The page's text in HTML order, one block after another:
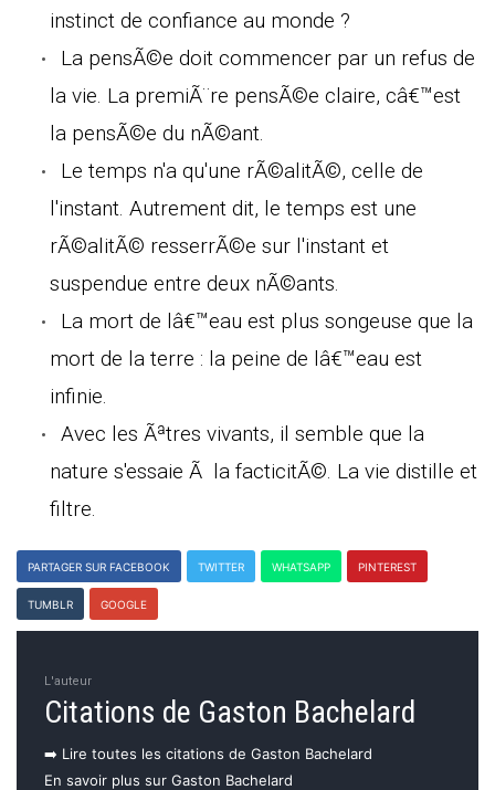
instinct de confiance au monde ?
La pensÃ©e doit commencer par un refus de
la vie. La premiÃ¨re pensÃ©e claire, câ€™est
la pensÃ©e du nÃ©ant.
Le temps n'a qu'une rÃ©alitÃ©, celle de
l'instant. Autrement dit, le temps est une
rÃ©alitÃ© resserrÃ©e sur l'instant et
suspendue entre deux nÃ©ants.
La mort de lâ€™eau est plus songeuse que la
mort de la terre : la peine de lâ€™eau est
infinie.
Avec les Ãªtres vivants, il semble que la
nature s'essaie Ã la facticitÃ©. La vie distille et
filtre.
PARTAGER SUR FACEBOOK TWITTER WHATSAPP PINTEREST
TUMBLR GOOGLE
L'auteur
Citations de Gaston Bachelard
➡️ Lire toutes les citations de Gaston Bachelard
En savoir plus sur Gaston Bachelard